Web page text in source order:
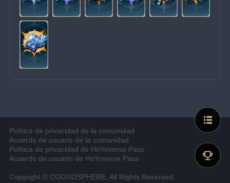
Política de privacidad de la comunidad
Acuerdo de usuario de la comunidad
Política de privacidad de HoYoverse Pass
Acuerdo de usuario de HoYoverse Pass
Copyright © COGNOSPHERE. All Rights Reserved.